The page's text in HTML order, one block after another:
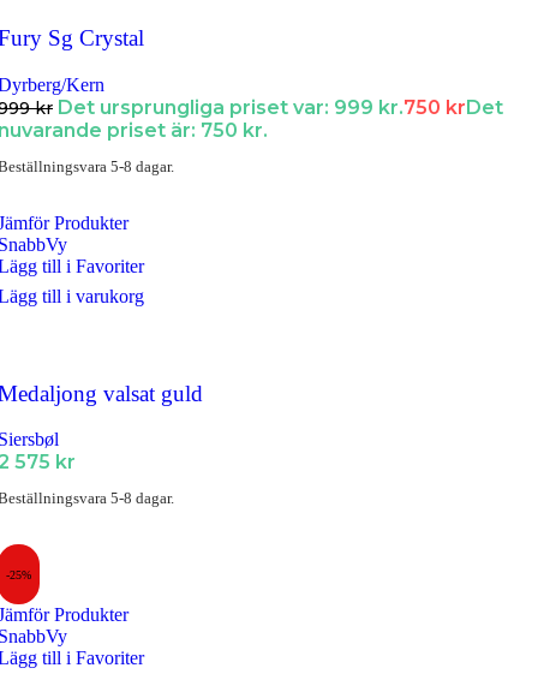
Sg Crystal
Kern
kr Det ursprungliga priset var: 999 kr.750 krDet
priset är: 750 kr.
5-8 dagar.
Produkter
till i Favoriter
till i varukorg
valsat guld
575 kr
5-8 dagar.
-25%
Produkter
till i Favoriter